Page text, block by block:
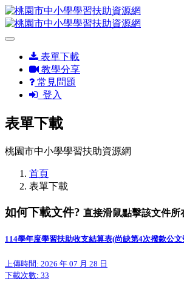
表單下載
教學分享
常見問題
登入
表單下載
桃園市中小學學習扶助資源網
首頁
表單下載
如何下載文件? 直接滑鼠點擊該文件所
114學年度學習扶助收支結算表(尚缺第4次撥款公文
上傳時間: 2026 年 07 月 28 日
下載次數: 33